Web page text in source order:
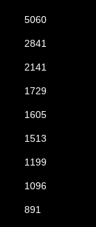
5060
2841
2141
1729
1605
1513
1199
1096
891